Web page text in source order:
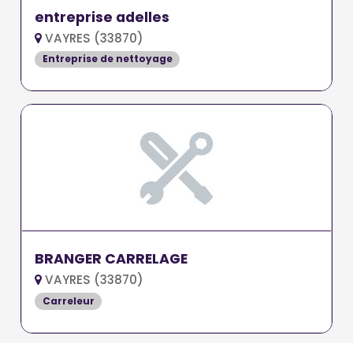
entreprise adelles
VAYRES (33870)
Entreprise de nettoyage
BRANGER CARRELAGE
VAYRES (33870)
Carreleur